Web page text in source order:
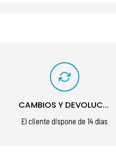
CAMBIOS Y DEVOLUCIONES
El cliente dispone de 14 días